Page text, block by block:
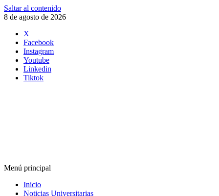
Saltar al contenido
8 de agosto de 2026
X
Facebook
Instagram
Youtube
Linkedin
Tiktok
Menú principal
Inicio
Noticias Universitarias